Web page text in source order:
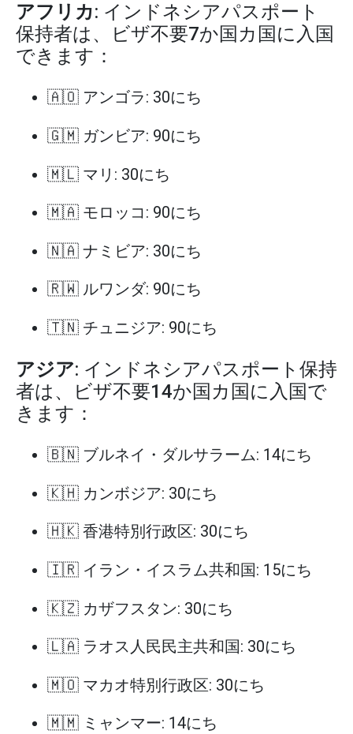
アフリカ: インドネシアパスポート
保持者は、ビザ不要7か国カ国に入国
できます：
🇦🇴 アンゴラ: 30にち
🇬🇲 ガンビア: 90にち
🇲🇱 マリ: 30にち
🇲🇦 モロッコ: 90にち
🇳🇦 ナミビア: 30にち
🇷🇼 ルワンダ: 90にち
🇹🇳 チュニジア: 90にち
アジア: インドネシアパスポート保持
者は、ビザ不要14か国カ国に入国で
きます：
🇧🇳 ブルネイ・ダルサラーム: 14にち
🇰🇭 カンボジア: 30にち
🇭🇰 香港特別行政区: 30にち
🇮🇷 イラン・イスラム共和国: 15にち
🇰🇿 カザフスタン: 30にち
🇱🇦 ラオス人民民主共和国: 30にち
🇲🇴 マカオ特別行政区: 30にち
🇲🇲 ミャンマー: 14にち